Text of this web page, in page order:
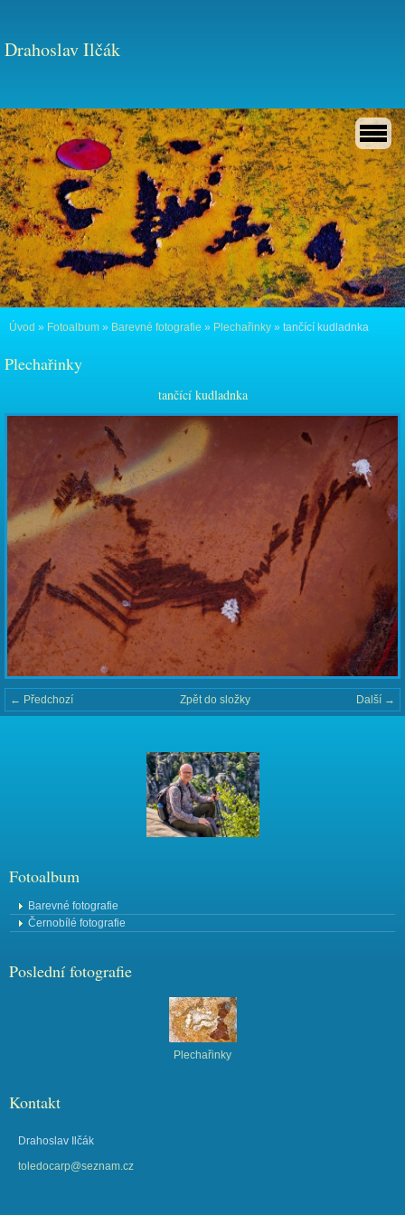
Drahoslav Ilčák
Úvod » Fotoalbum » Barevné fotografie » Plechařinky » tančící kudladnka
Plechařinky
tančící kudladnka
← Předchozí Další →
Zpět do složky
Fotoalbum
Barevné fotografie
Černobílé fotografie
Poslední fotografie
Plechařinky
Kontakt
Drahoslav Ilčák
toledocarp@seznam.cz